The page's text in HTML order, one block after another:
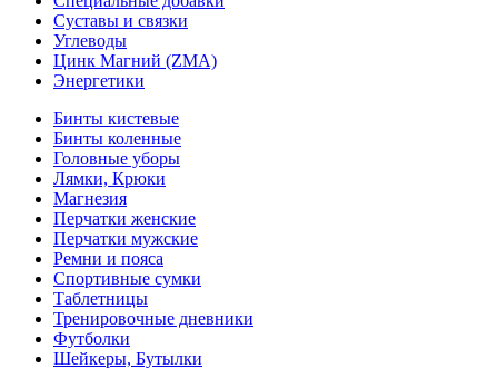
Суставы и связки
Углеводы
Цинк Магний (ZMA)
Энергетики
Бинты кистевые
Бинты коленные
Головные уборы
Лямки, Крюки
Магнезия
Перчатки женские
Перчатки мужские
Ремни и пояса
Спортивные сумки
Таблетницы
Тренировочные дневники
Футболки
Шейкеры, Бутылки